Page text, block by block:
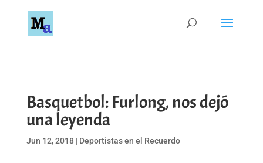
Basquetbol: Furlong, nos dejó
una leyenda
Jun 12, 2018| Deportistas en el Recuerdo